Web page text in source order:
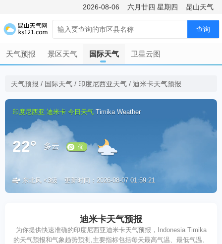
2026-08-06 六月廿四 星期四 昆山天气
查询
天气预报 景区天气 国际天气 卫星云图
天气预报 / 国际天气 / 印度尼西亚天气 / 迪米卡天气预报
印度尼西亚 迪米卡 今日天气 Timika Weather
22° 多云
优
东北风 <3级 更新时间：2026-08-07 01:59:21
迪米卡天气预报
为你提供快速准确的印度尼西亚迪米卡天气预报，Indonesia Timika
的天气预报和气象趋势预测,主要指标包括每天最高气温、最低气温、